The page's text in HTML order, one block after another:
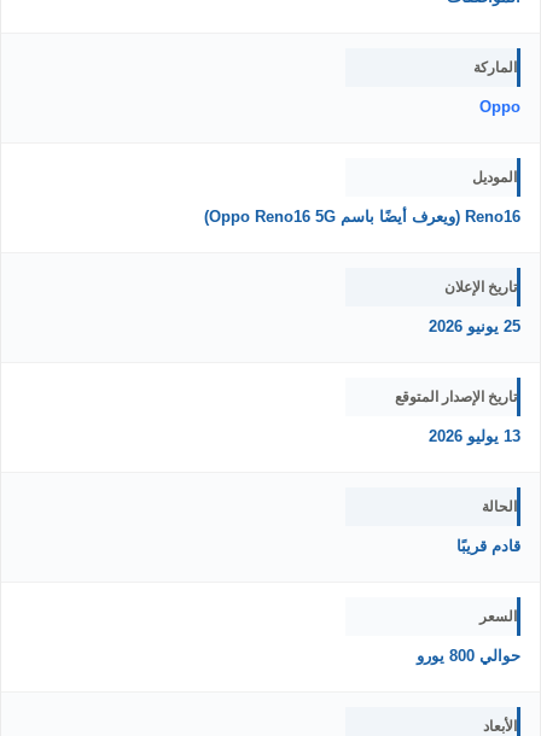
الماركة
Oppo
الموديل
Reno16 (ويعرف أيضًا باسم Oppo Reno16 5G)
تاريخ الإعلان
25 يونيو 2026
تاريخ الإصدار المتوقع
13 يوليو 2026
الحالة
قادم قريبًا
السعر
حوالي 800 يورو
الأبعاد